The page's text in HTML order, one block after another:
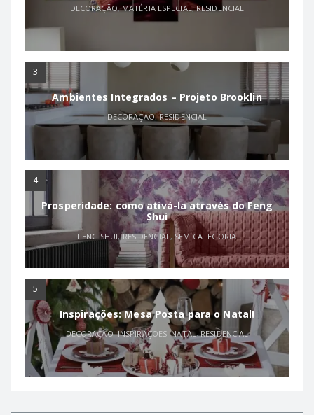
DECORAÇÃO,MATÉRIA ESPECIAL,RESIDENCIAL
3
Ambientes Integrados – Projeto Brooklin
DECORAÇÃO,RESIDENCIAL
4
Prosperidade: como ativá-la através do Feng
Shui
FENG SHUI,RESIDENCIAL ,SEM CATEGORIA
5
Inspirações: Mesa Posta para o Natal!
DECORAÇÃO,INSPIRAÇÕES ,NATAL,RESIDENCIAL